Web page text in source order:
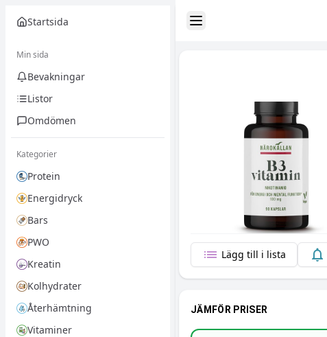
Startsida
Min sida
Bevakningar
Listor
Omdömen
Kategorier
Protein
Energidryck
Bars
PWO
Kreatin
Kolhydrater
Återhämtning
Vitaminer
Toggle Sidebar
Lägg till i lista
JÄMFÖR PRISER